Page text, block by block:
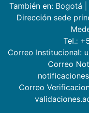
También en: Bogotá
Dirección sede
Tel.:
Correo Institucional:
Correo
Correo